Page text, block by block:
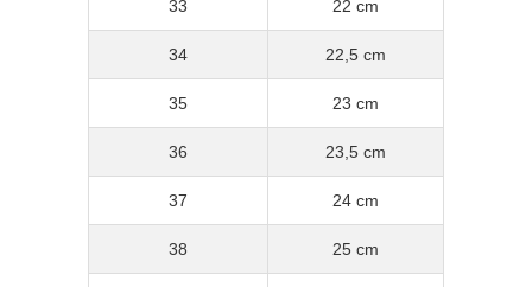
33 22 cm
34 22,5 cm
35 23 cm
36 23,5 cm
37 24 cm
38 25 cm